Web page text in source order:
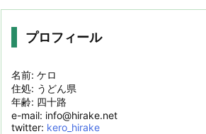
プロフィール
名前: ケロ
住処: うどん県
年齢: 四十路
e-mail: info@hirake.net
twitter: kero_hirake